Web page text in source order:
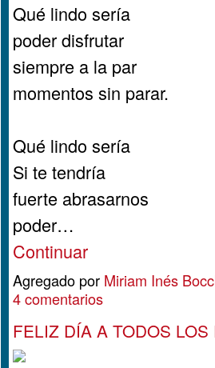
Qué lindo sería
poder disfrutar
siempre a la par
momentos sin parar.
Qué lindo sería
Si te tendría
fuerte abrasarnos
poder…
Continuar
Agregado por Miriam Inés
4 comentarios
FELIZ DÍA A TODOS LOS